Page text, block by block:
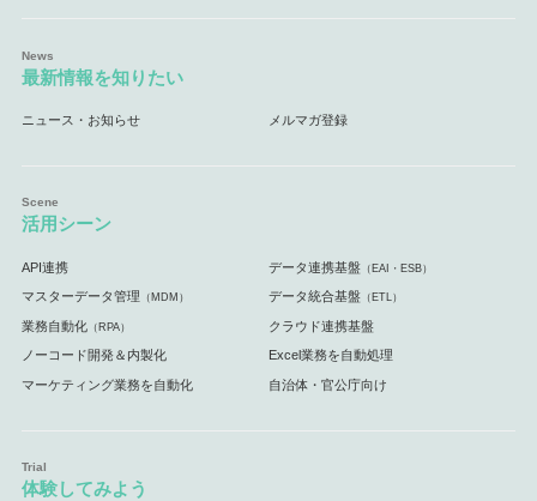
最新情報を知りたい
ニュース・お知らせ メルマガ登録
活用シーン
API連携 データ連携基盤 （EAI・ESB）
マスターデータ管理 （MDM） データ統合基盤 （ETL）
業務自動化（RPA） クラウド連携基盤
ノーコード開発＆内製化 Excel業務を自動処理
マーケティング業務を自動化 自治体・官公庁向け
体験してみよう